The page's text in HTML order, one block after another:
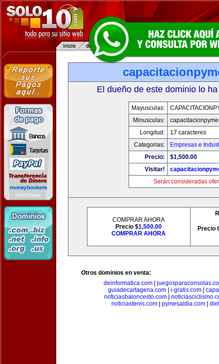
El dueño de este dominio lo
Mayusculas:
Minusculas:
Longitud:
17 caracteres
Categorias:
Empresas e
Precio:
$1,500.00
Visitar!
Serán consideradas
COMPRAR AHORA
Precio $1,500.00
COMPRAR AHORA
Precio
Otros dominios en venta:
deinformatica.com
guiadecartagena.com| i-gratis.com|
noticiasbaloncesto.com
noticiastenis.com
pymesaldia.com